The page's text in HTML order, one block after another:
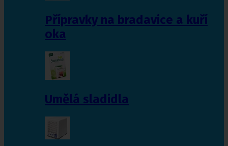
Přípravky na bradavice a kuří
oka
Umělá sladidla